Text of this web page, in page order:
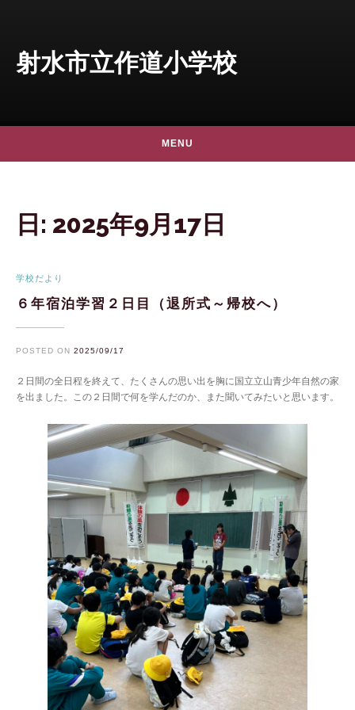
射水市立作道小学校
MENU
日: 2025年9月17日
学校だより
６年宿泊学習２日目（退所式～帰校へ）
POSTED ON 2025/09/17
２日間の全日程を終えて、たくさんの思い出を胸に国立立山青少年自然の家
を出ました。この２日間で何を学んだのか、また聞いてみたいと思います。